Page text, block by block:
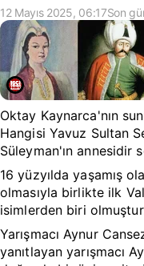
12 Mayıs 2025, 06:17Son
Oktay Kaynarca'nın
Hangisi Yavuz Sultan
Süleyman'ın annesidir
16 yüzyılda yaşamış
olmasıyla birlikte ilk
isimlerden biri
Yarışmacı Aynur
yanıtlayan yarışmacı